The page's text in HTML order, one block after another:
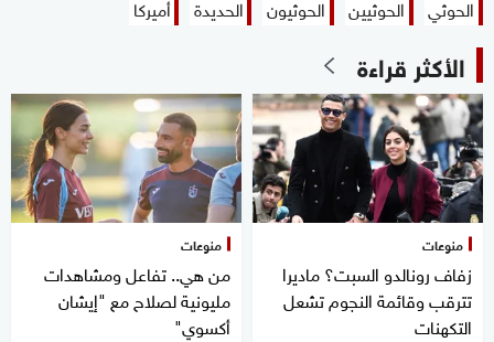
الحوثي الحوثيين الحوثيون الحديدة أميركا
الأكثر قراءة
منوعات
زفاف رونالدو السبت؟ ماديرا
تترقب وقائمة النجوم تشعل
التكهنات
منوعات
من هي.. تفاعل ومشاهدات
مليونية لصلاح مع "إيشان
أكسوي"